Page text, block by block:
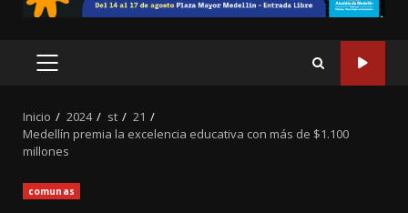
MENÚ
Inicio 2024 st
21
Medellín premia la excelencia educativa con más de $1.100
millones
comunas